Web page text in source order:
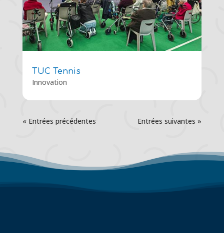
TUC Tennis
Innovation
« Entrées précédentes Entrées suivantes »